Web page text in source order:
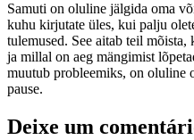
Samuti on oluline jälgida oma
kuhu kirjutate üles, kui palju
tulemused. See aitab teil mõista,
ja millal on aeg mängimist
muutub probleemiks, on oluline
pause.
Deixe um